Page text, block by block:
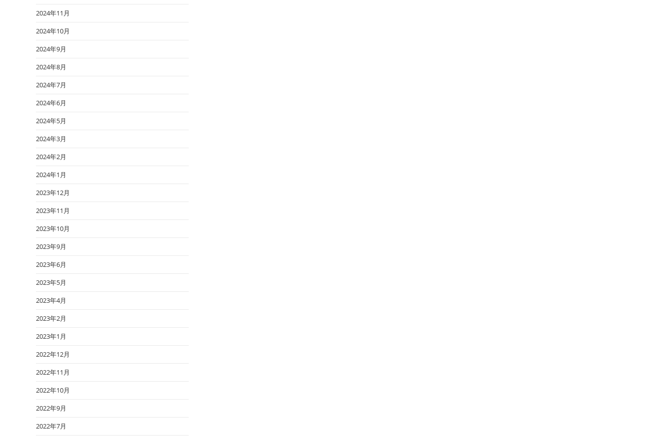
2024年11月
2024年10月
2024年9月
2024年8月
2024年7月
2024年6月
2024年5月
2024年3月
2024年2月
2024年1月
2023年12月
2023年11月
2023年10月
2023年9月
2023年6月
2023年5月
2023年4月
2023年2月
2023年1月
2022年12月
2022年11月
2022年10月
2022年9月
2022年7月